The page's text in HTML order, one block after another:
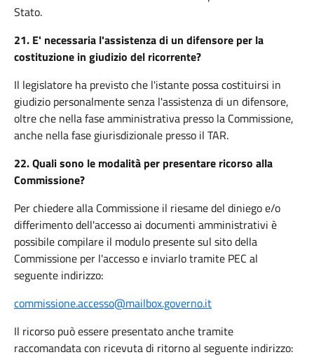
Stato.
21. E' necessaria l'assistenza di un difensore per la
costituzione in giudizio del ricorrente?
Il legislatore ha previsto che l'istante possa costituirsi in
giudizio personalmente senza l'assistenza di un difensore,
oltre che nella fase amministrativa presso la Commissione,
anche nella fase giurisdizionale presso il TAR.
22.Quali sono le modalità per presentare ricorso alla
Commissione?
Per chiedere alla Commissione il riesame del diniego e/o
differimento dell'accesso ai documenti amministrativi è
possibile compilare il modulo presente sul sito della
Commissione per l'accesso e inviarlo tramite PEC al
seguente indirizzo:
commissione.accesso@mailbox.governo.it
Il ricorso può essere presentato anche tramite
raccomandata con ricevuta di ritorno al seguente indirizzo: